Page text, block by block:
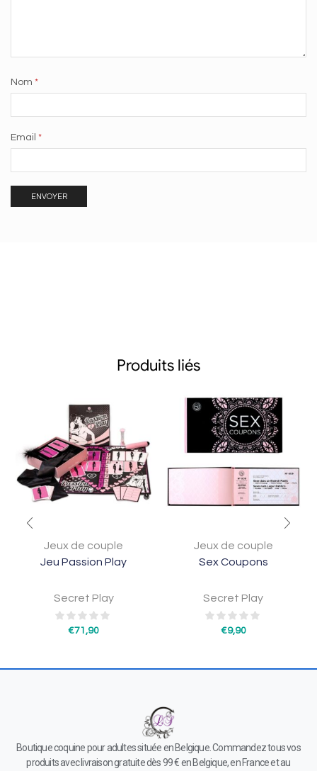
Nom *
Email *
Produits liés
Jeux de couple
Jeu Passion Play
Secret Play
€71,90
Jeux de couple
Sex Coupons
Secret Play
€9,90
Boutique coquine pour adultes située en Belgique. Commandez tous vos
produits avec livraison gratuite dès 99 € en Belgique, en France et au